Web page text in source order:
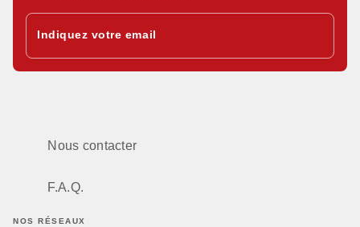
Indiquez votre email
Nous contacter
F.A.Q.
NOS RÉSEAUX